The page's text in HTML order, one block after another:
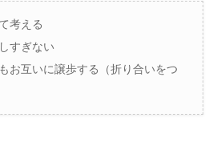
考える
すぎない
お互いに譲歩する（折り合いをつ